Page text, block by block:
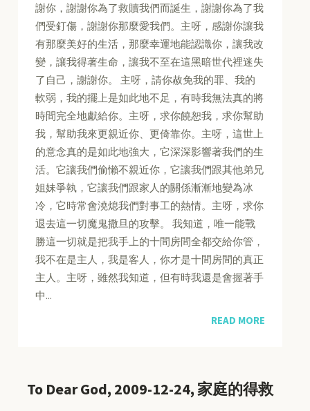
謝你，謝謝你為了救贖我們而誕生，謝謝你為了我
們受釘傷，謝謝你那麼愛我們。主呀，感謝你讓我
有那麼美好的生活，那麼幸運地能認識你，讓我改
變，讓我得著生命，讓我不至在這黑暗世代裡迷失
了自己，謝謝你。 主呀，請你赦免我的罪、我的
軟弱，我的擺上是如此地不足，有時我無法真的將
時間完全地獻給你。主呀，求你饒恕我，求你幫助
我，幫助我來更親近你、更倚靠你。主呀，這世上
的意念真的是如此地強大，它深深影響著我們的生
活。它讓我們偷懶不親近你，它讓我們跟其他弟兄
姐妹爭執，它讓我們跟家人的關係漸漸地變為冰
冷，它時常會澆熄我們對事工的熱情。主呀，求你
退去這一切魔鬼撒旦的攻擊。 我知道，唯一能戰
勝這一切就是把我手上的十間房間全都交給你管，
我不在是主人，我是客人，你才是十間房間的真正
主人。主呀，雖然我知道，但有時我還是會握著手
中...
READ MORE
To Dear God, 2009-12-24, 家庭的得救